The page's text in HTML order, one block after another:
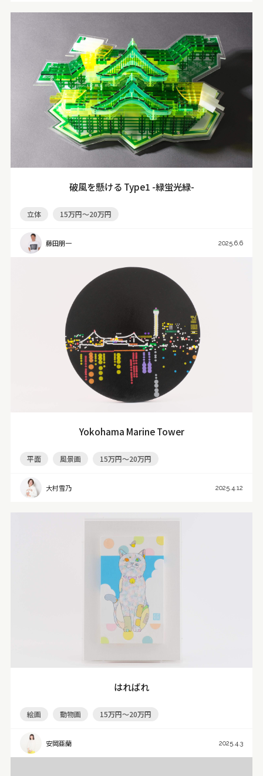
破風を懸ける Type1 -緑蛍光緑-
立体 15万円～20万円
藤田朋一 2025.6.6
Yokohama Marine Tower
平面 風景画 15万円～20万円
大村雪乃 2025.4.12
はればれ
絵画 動物画 15万円～20万円
安岡亜蘭 2025.4.3